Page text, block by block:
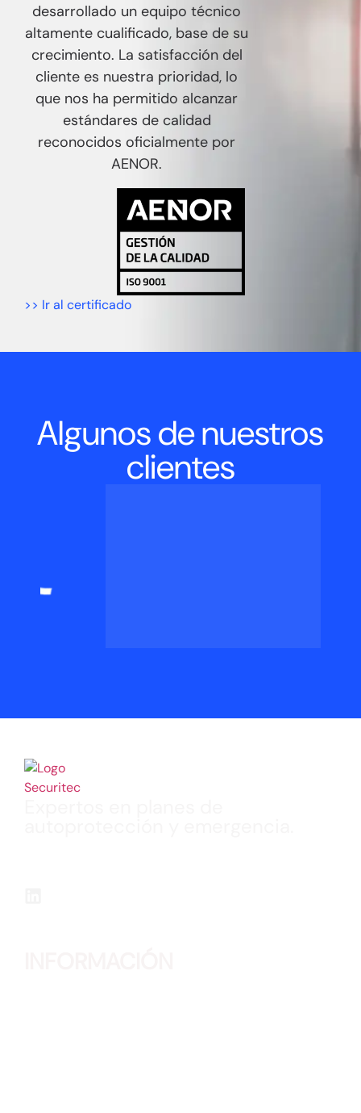
desarrollado un equipo técnico
altamente cualificado, base de su
crecimiento. La satisfacción del
cliente es nuestra prioridad, lo
que nos ha permitido alcanzar
estándares de calidad
reconocidos oficialmente por
AENOR.
>> Ir al certificado
Algunos de nuestros
clientes